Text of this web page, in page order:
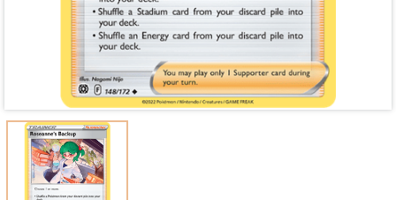
Điều kiện: